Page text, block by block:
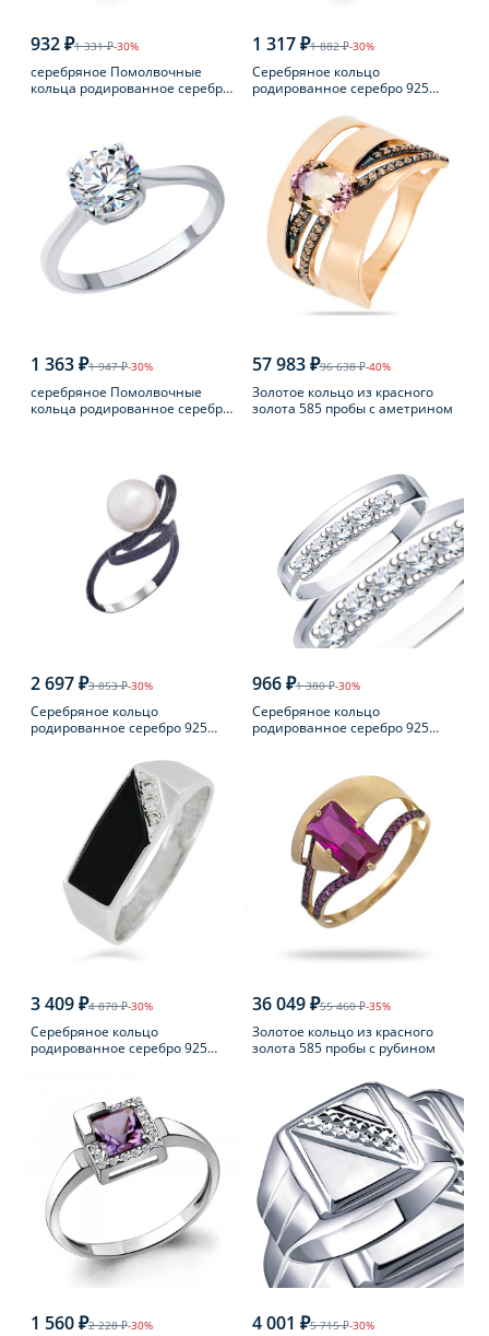
932 ₽1 331 ₽-30%
серебряное Помолвочные
кольца родированное серебро
1 317 ₽1 882 ₽-30%
Серебряное кольцо
родированное серебро 925
1 363 ₽1 947 ₽-30%
серебряное Помолвочные
кольца родированное серебро
57 983 ₽96 638 ₽-40%
Золотое кольцо из красного
золота 585 пробы с аметрином
2 697 ₽3 853 ₽-30%
Серебряное кольцо
родированное серебро 925
966 ₽1 380 ₽-30%
Серебряное кольцо
родированное серебро 925
3 409 ₽4 870 ₽-30%
Серебряное кольцо
родированное серебро 925
36 049 ₽55 460 ₽-35%
Золотое кольцо из красного
золота 585 пробы с рубином
1 560 ₽2 228 ₽-30% 4 001 ₽5 715 ₽-30%